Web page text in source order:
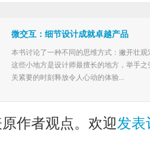
微交互：细节设计成就卓越产品
本书讨论了一种不同的思维方式：撇开壮
这些小地方是设计师最擅长的地方，举手
关紧要的时刻释放令人心动的体验...
作者观点。欢迎发表